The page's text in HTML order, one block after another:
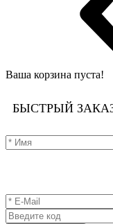
Ваша корзина пуста!
БЫСТРЫЙ